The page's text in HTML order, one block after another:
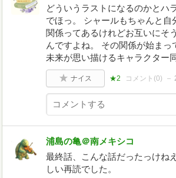
どういうラストになるのかとハ
でほっ。 シャールもちゃんと
関係ってあるけれどお互いにそ
んですよね。 その関係が始ま
未来が思い描けるキャラクター
ナイス ★2 コメント(0)
浦島の亀＠南メキシコ
最終話、こんな話だったっけ
しい再読でした。